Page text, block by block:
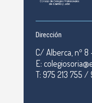
Dirección
C/ Alberca, nº 8
E:
T: 975 213 755 /